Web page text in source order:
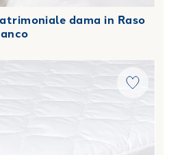
dama in Raso
Antiacaro in Cotone